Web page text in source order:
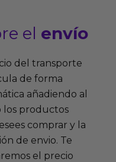
el envío
del transporte
de forma
añadiendo al
los productos
comprar y la
de envio. Te
el precio